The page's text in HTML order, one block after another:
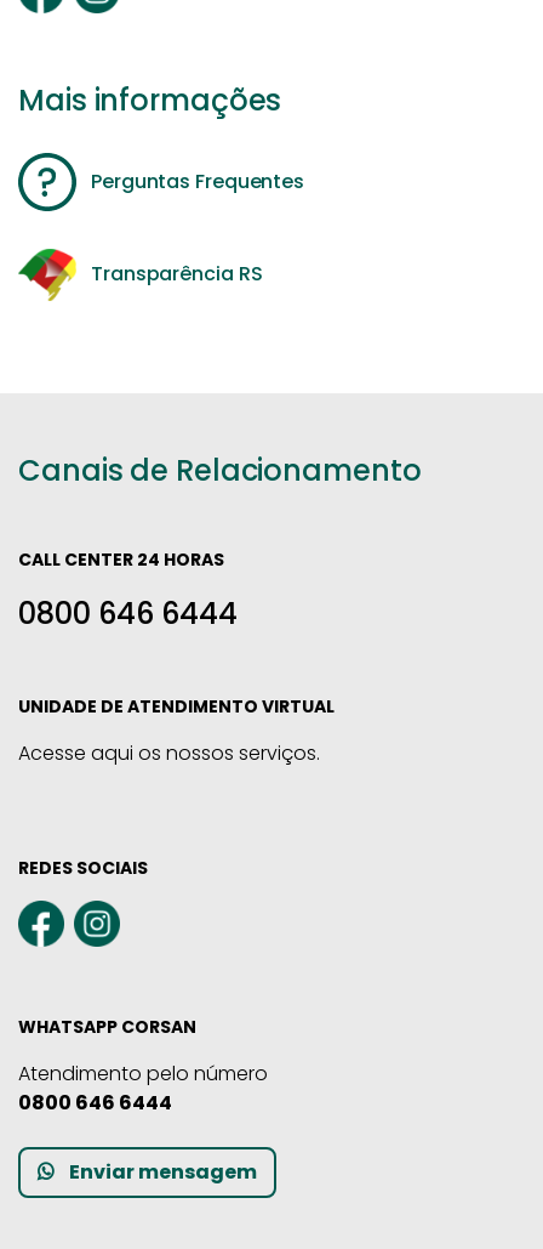
Mais informações
Perguntas Frequentes
Transparência RS
Canais de Relacionamento
CALL CENTER 24 HORAS
0800 646 6444
UNIDADE DE ATENDIMENTO VIRTUAL
Acesse aqui os nossos serviços.
REDES SOCIAIS
WHATSAPP CORSAN
Atendimento pelo número
0800 646 6444
Enviar mensagem